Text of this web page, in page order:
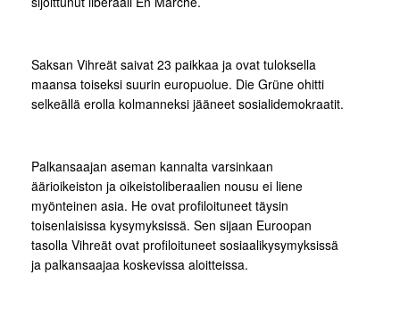
Saksan Vihreät saivat 23 paikkaa ja ovat tuloksella
maansa toiseksi suurin europuolue. Die Grüne ohitti
selkeällä erolla kolmanneksi jääneet sosialidemokraatit.
Palkansaajan aseman kannalta varsinkaan
äärioikeiston ja oikeistoliberaalien nousu ei liene
myönteinen asia. He ovat profiloituneet täysin
toisenlaisissa kysymyksissä. Sen sijaan Euroopan
tasolla Vihreät ovat profiloituneet sosiaalikysymyksissä
ja palkansaajaa koskevissa aloitteissa.